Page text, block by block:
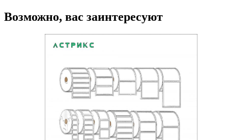
Возможно, вас заинтересуют